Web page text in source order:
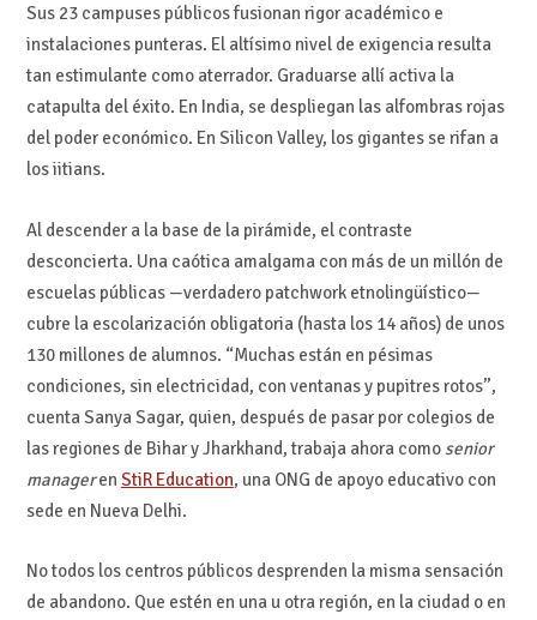
Sus 23 campuses públicos fusionan rigor académico e
instalaciones punteras. El altísimo nivel de exigencia resulta
tan estimulante como aterrador. Graduarse allí activa la
catapulta del éxito. En India, se despliegan las alfombras rojas
del poder económico. En Silicon Valley, los gigantes se rifan a
los iitians.
Al descender a la base de la pirámide, el contraste
desconcierta. Una caótica amalgama con más de un millón de
escuelas públicas —verdadero patchwork etnolingüístico—
cubre la escolarización obligatoria (hasta los 14 años) de unos
130 millones de alumnos. “Muchas están en pésimas
condiciones, sin electricidad, con ventanas y pupitres rotos”,
cuenta Sanya Sagar, quien, después de pasar por colegios de
las regiones de Bihar y Jharkhand, trabaja ahora como senior
manageren StiR Education, una ONG de apoyo educativo con
sede en Nueva Delhi.
No todos los centros públicos desprenden la misma sensación
de abandono. Que estén en una u otra región, en la ciudad o en